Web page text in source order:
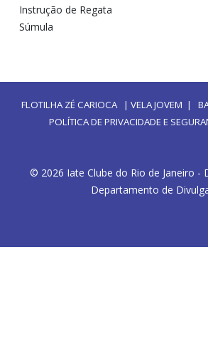
Instrução de Regata
Súmula
FLOTILHA ZÉ CARIOCA| VELA JOVEM |
POLÍTICA DE PRIVACIDADE E
© 2026 Iate Clube do Rio de Janeiro -
Departamento de